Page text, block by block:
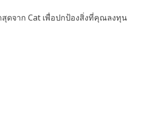
ดจาก Cat เพื่อปกป้องสิ่งที่คุณลงทุน